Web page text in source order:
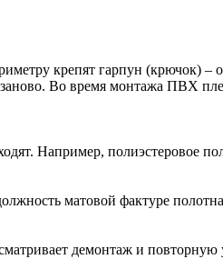
крепят гарпун (крючок) –
Во время монтажа ПВХ
Например, полиэстеровое
матовой фактуре
демонтаж и повторную